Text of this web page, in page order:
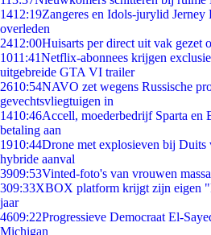
1412:19Zangeres en Idols-jurylid
overleden
2412:00Huisarts per direct uit vak gezet
1011:41Netflix-abonnees krijgen
uitgebreide GTA VI trailer
2610:54NAVO zet wegens Russische
gevechtsvliegtuigen in
1410:46Accell, moederbedrijf Sparta en
betaling aan
1910:44Drone met explosieven bij
hybride aanval
3909:53Vinted-foto's van vrouwen
309:33XBOX platform krijgt zijn eigen
jaar
4609:22Progressieve Democraat El-
Michigan